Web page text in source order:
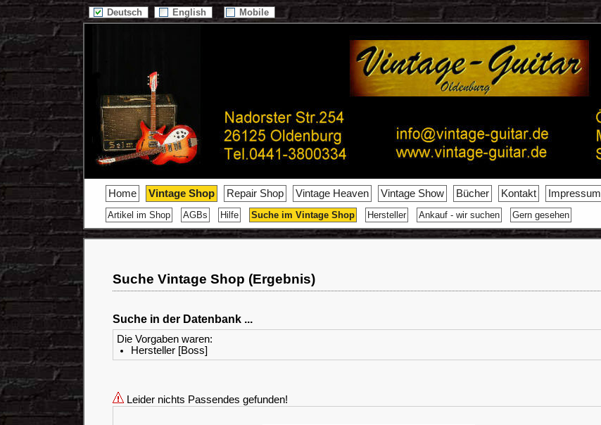
Deutsch English Mobile
Home Vintage Shop Repair Shop Vintage Heaven Vintage Show Bücher Kontakt Impressum
Artikel im Shop AGBs Hilfe Suche im Vintage Shop Hersteller Ankauf - wir suchen Gern gesehen
Suche Vintage Shop (Ergebnis)
Suche in der Datenbank ...
Die Vorgaben waren:
Hersteller [Boss]
Leider nichts Passendes gefunden!